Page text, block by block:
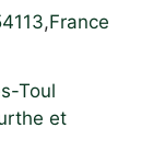
,France
Toul
et